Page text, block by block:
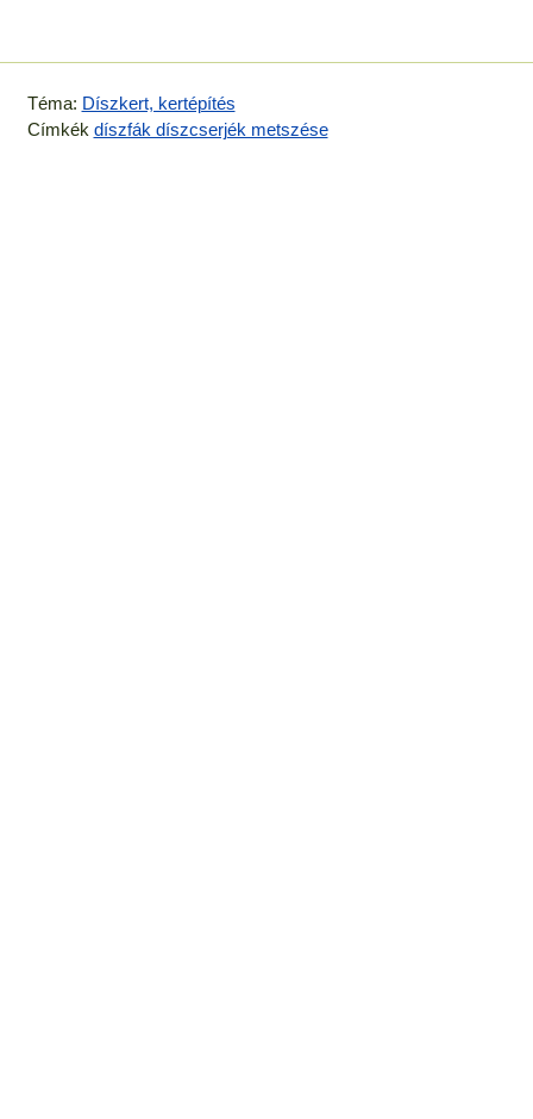
Téma: Díszkert, kertépítés
Címkék díszfák díszcserjék metszése